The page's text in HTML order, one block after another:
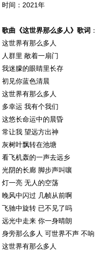
时间：2021年
歌曲《这世界那么多人》歌词 ：
这世界有那么多人
人群里 敞着一扇门
我迷朦的眼睛里长存
初见你蓝色清晨
这世界有那么多人
多幸运 我有个我们
这悠长命运中的晨昏
常让我 望远方出神
灰树叶飘转在池塘
看飞机轰的一声去远乡
光阴的长廊 脚步声叫嚷
灯一亮 无人的空荡
晚风中闪过 几帧从前啊
飞驰中旋转 已不见了吗
远光中走来 你一身晴朗
身旁那么多人 可世界不声 不响
这世界有那么多人